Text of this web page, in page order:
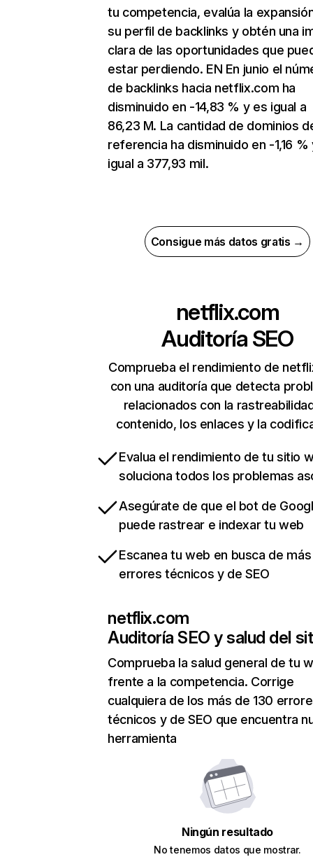
tu competencia, evalúa la
su perfil de backlinks y obtén una
clara de las oportunidades que
estar perdiendo. EN En junio el
de backlinks hacia netflix.com ha
disminuido en -14,83 % y es igual a
86,23 M. La cantidad de dominios
referencia ha disminuido en -1,16 %
igual a 377,93 mil.
Consigue más datos gratis →
netflix.com
Auditoría SEO
Comprueba el rendimiento de
con una auditoría que detecta
relacionados con la
contenido, los enlaces y la
Evalua el rendimiento de tu sitio
soluciona todos los problemas
Asegúrate de que el bot de
puede rastrear e indexar tu web
Escanea tu web en busca de
errores técnicos y de SEO
netflix.com
Auditoría SEO y salud del
Comprueba la salud general de tu
frente a la competencia. Corrige
cualquiera de los más de 130
técnicos y de SEO que encuentra
herramienta
Ningún resultado
No tenemos datos que mostrar.